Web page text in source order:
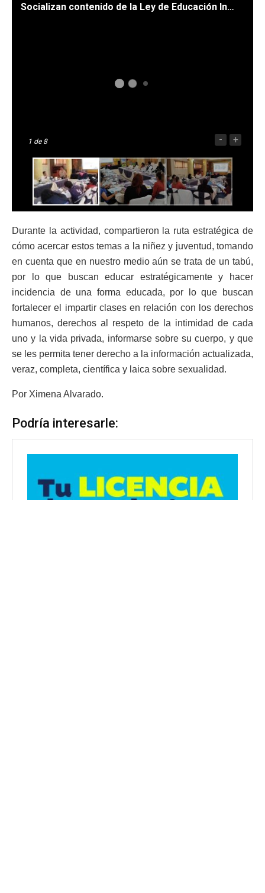
Socializan contenido de la Ley de Educación Integral en Sexualidad. / Foto: Ximena Alvarado.
1 de 8 - +
Durante la actividad, compartieron la ruta estratégica de
cómo acercar estos temas a la niñez y juventud, tomando
en cuenta que en nuestro medio aún se trata de un tabú,
por lo que buscan educar estratégicamente y hacer
incidencia de una forma educada, por lo que buscan
fortalecer el impartir clases en relación con los derechos
humanos, derechos al respeto de la intimidad de cada
uno y la vida privada, informarse sobre su cuerpo, y que
se les permita tener derecho a la información actualizada,
veraz, completa, científica y laica sobre sexualidad.
Por Ximena Alvarado.
Podría interesarle: